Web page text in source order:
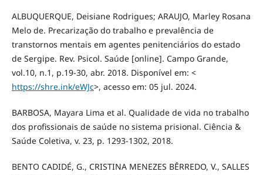
ALBUQUERQUE, Deisiane Rodrigues; ARAUJO, Marley Rosana
Melo de. Precarização do trabalho e prevalência de
transtornos mentais em agentes penitenciários do estado
de Sergipe. Rev. Psicol. Saúde [online]. Campo Grande,
vol.10, n.1, p.19-30, abr. 2018. Disponível em: <
https://shre.ink/eWJc>, acesso em: 05 jul. 2024.
BARBOSA, Mayara Lima et al. Qualidade de vida no trabalho
dos profissionais de saúde no sistema prisional. Ciência &
Saúde Coletiva, v. 23, p. 1293-1302, 2018.
BENTO CADIDÉ, G., CRISTINA MENEZES BÊRREDO, V., SALLES